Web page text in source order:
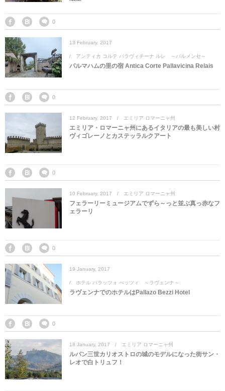
0
13 February, 2017
アンティカ コルテ パラヴィチーナ ルレ ～パルメンセ～
パルマハムの里の宿 Antica Corte Pallavicina Relais
0
12 February, 2017 エミリア ロマーニャ州
エミリア・ロマーニャ州にあるイタリアの最も美しい村
ヴィゴレーノとカステッラルクアート
0
10 February, 2017 エミリア ロマーニャ州
フェラーリーミュージアムでずら～っと並ぶ真っ赤なフ
ェラーリ
0
19 January, 2017
ホテル パラッツォ べッツィ ～ラヴェンナ～
ラヴェンナでのホテルはPallazo Bezzi Hotel
0
18 January, 2017 エミリア ロマーニャ州
ルパン三世カリオストロの城のモデルになった街サン・
レオで白トリュフ！
タイ